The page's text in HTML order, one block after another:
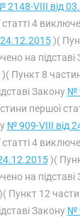
2148-VIII від
4
)(
на підставі
)( Пункт 8
Закону №
першої
№ 909-VIII від
4
)(
на підставі
Пункт 12
Закону №